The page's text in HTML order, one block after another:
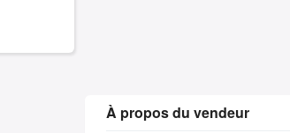
À propos du vendeur